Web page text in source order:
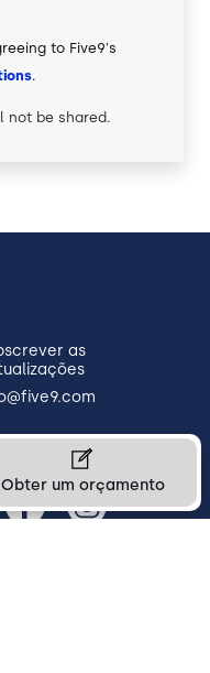
to Five9's
.
not be shared.
Obter um orçamento
as